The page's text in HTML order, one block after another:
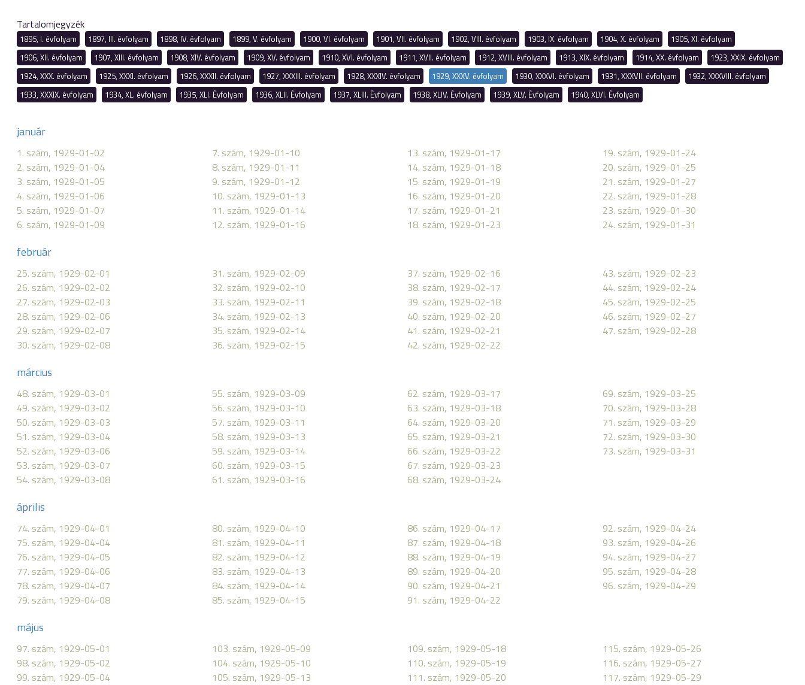
Tartalomjegyzék
1895, I. évfolyam 1897, III. évfolyam 1898, IV. évfolyam 1899, V. évfolyam 1900, VI. évfolyam 1901, VII. évfolyam 1902, VIII. évfolyam 1903, IX. évfolyam 1904, X. évfolyam
1905, XI. évfolyam
1906, XII. évfolyam
1907, XIII. évfolyam 1908, XIV. évfolyam 1909, XV. évfolyam 1910, XVI. évfolyam 1911, XVII. évfolyam 1912, XVIII. évfolyam 1913, XIX. évfolyam 1914, XX. évfolyam
1923, XXIX. évfolyam
1924, XXX. évfolyam
1925, XXXI. évfolyam 1926, XXXII. évfolyam 1927, XXXIII. évfolyam 1928, XXXIV. évfolyam 1929, XXXV. évfolyam 1930, XXXVI. évfolyam 1931, XXXVII. évfolyam
1932, XXXVIII. évfolyam
1933, XXXIX. évfolyam
1934, XL. évfolyam 1935, XLI. Évfolyam 1936, XLII. Évfolyam 1937, XLIII. Évfolyam 1938, XLIV. Évfolyam 1939, XLV. Évfolyam 1940, XLVI. Évfolyam
január
1. szám, 1929-01-02
2. szám, 1929-01-04
3. szám, 1929-01-05
4. szám, 1929-01-06
5. szám, 1929-01-07
6. szám, 1929-01-09
7. szám, 1929-01-10
8. szám, 1929-01-11
9. szám, 1929-01-12
10. szám, 1929-01-13
11. szám, 1929-01-14
12. szám, 1929-01-16
13. szám, 1929-01-17
14. szám, 1929-01-18
15. szám, 1929-01-19
16. szám, 1929-01-20
17. szám, 1929-01-21
18. szám, 1929-01-23
19. szám, 1929-01-24
20. szám, 1929-01-25
21. szám, 1929-01-27
22. szám, 1929-01-28
23. szám, 1929-01-30
24. szám, 1929-01-31
február
25. szám, 1929-02-01
26. szám, 1929-02-02
27. szám, 1929-02-03
28. szám, 1929-02-06
29. szám, 1929-02-07
30. szám, 1929-02-08
31. szám, 1929-02-09
32. szám, 1929-02-10
33. szám, 1929-02-11
34. szám, 1929-02-13
35. szám, 1929-02-14
36. szám, 1929-02-15
37. szám, 1929-02-16
38. szám, 1929-02-17
39. szám, 1929-02-18
40. szám, 1929-02-20
41. szám, 1929-02-21
42. szám, 1929-02-22
43. szám, 1929-02-23
44. szám, 1929-02-24
45. szám, 1929-02-25
46. szám, 1929-02-27
47. szám, 1929-02-28
március
48. szám, 1929-03-01
49. szám, 1929-03-02
50. szám, 1929-03-03
51. szám, 1929-03-04
52. szám, 1929-03-06
53. szám, 1929-03-07
54. szám, 1929-03-08
55. szám, 1929-03-09
56. szám, 1929-03-10
57. szám, 1929-03-11
58. szám, 1929-03-13
59. szám, 1929-03-14
60. szám, 1929-03-15
61. szám, 1929-03-16
62. szám, 1929-03-17
63. szám, 1929-03-18
64. szám, 1929-03-20
65. szám, 1929-03-21
66. szám, 1929-03-22
67. szám, 1929-03-23
68. szám, 1929-03-24
69. szám, 1929-03-25
70. szám, 1929-03-28
71. szám, 1929-03-29
72. szám, 1929-03-30
73. szám, 1929-03-31
április
74. szám, 1929-04-01
75. szám, 1929-04-04
76. szám, 1929-04-05
77. szám, 1929-04-06
78. szám, 1929-04-07
79. szám, 1929-04-08
80. szám, 1929-04-10
81. szám, 1929-04-11
82. szám, 1929-04-12
83. szám, 1929-04-13
84. szám, 1929-04-14
85. szám, 1929-04-15
86. szám, 1929-04-17
87. szám, 1929-04-18
88. szám, 1929-04-19
89. szám, 1929-04-20
90. szám, 1929-04-21
91. szám, 1929-04-22
92. szám, 1929-04-24
93. szám, 1929-04-26
94. szám, 1929-04-27
95. szám, 1929-04-28
96. szám, 1929-04-29
május
97. szám, 1929-05-01
98. szám, 1929-05-02
99. szám, 1929-05-04
103. szám, 1929-05-09
104. szám, 1929-05-10
105. szám, 1929-05-13
109. szám, 1929-05-18
110. szám, 1929-05-19
111. szám, 1929-05-20
115. szám, 1929-05-26
116. szám, 1929-05-27
117. szám, 1929-05-29